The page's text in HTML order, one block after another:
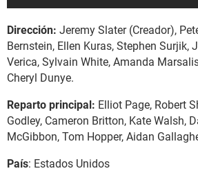
Dirección: Jeremy Slater (Creador),
Bernstein, Ellen Kuras, Stephen Surjik,
Verica, Sylvain White, Amanda
Cheryl Dunye.
Reparto principal: Elliot Page, Robert
Godley, Cameron Britton, Kate Walsh,
McGibbon, Tom Hopper, Aidan
País: Estados Unidos